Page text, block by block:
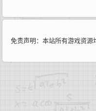
免责声明：本站所有游戏资